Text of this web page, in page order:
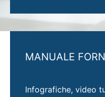
MANUALE
Infografiche, video